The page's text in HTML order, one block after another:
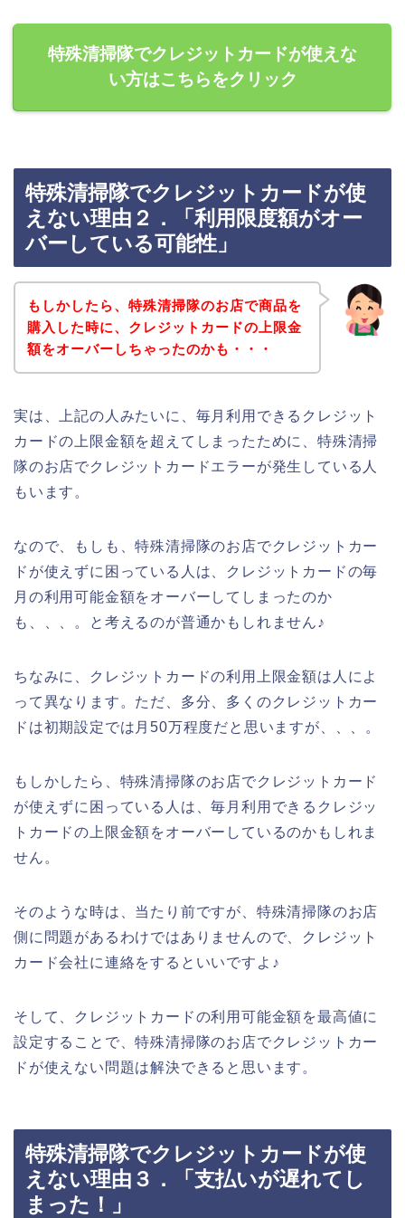
特殊清掃隊でクレジットカードが使えな
い方はこちらをクリック
特殊清掃隊でクレジットカードが使
えない理由２．「利用限度額がオー
バーしている可能性」
もしかしたら、特殊清掃隊のお店で商品を
購入した時に、クレジットカードの上限金
額をオーバーしちゃったのかも・・・
実は、上記の人みたいに、毎月利用できるクレジット
カードの上限金額を超えてしまったために、特殊清掃
隊のお店でクレジットカードエラーが発生している人
もいます。
なので、もしも、特殊清掃隊のお店でクレジットカー
ドが使えずに困っている人は、クレジットカードの毎
月の利用可能金額をオーバーしてしまったのか
も、、、。と考えるのが普通かもしれません♪
ちなみに、クレジットカードの利用上限金額は人によ
って異なります。ただ、多分、多くのクレジットカー
ドは初期設定では月50万程度だと思いますが、、、。
もしかしたら、特殊清掃隊のお店でクレジットカード
が使えずに困っている人は、毎月利用できるクレジッ
トカードの上限金額をオーバーしているのかもしれま
せん。
そのような時は、当たり前ですが、特殊清掃隊のお店
側に問題があるわけではありませんので、クレジット
カード会社に連絡をするといいですよ♪
そして、クレジットカードの利用可能金額を最高値に
設定することで、特殊清掃隊のお店でクレジットカー
ドが使えない問題は解決できると思います。
特殊清掃隊でクレジットカードが使
えない理由３．「支払いが遅れてし
まった！」